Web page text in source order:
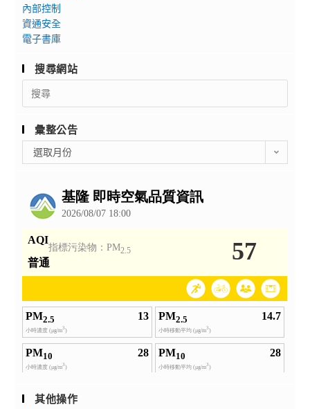
內部控制
資通安全
電子書庫
搜尋網站
Search
for:
彙整公告
整
選取月份
其他操作